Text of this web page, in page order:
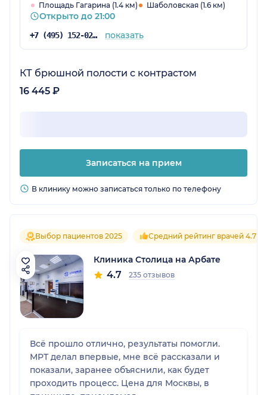
Площадь Гагарина (1.4 км)
Шаболовская (1.6 км)
Открыто до 21:00
+7 (495) 152-02-96 показать
КТ брюшной полости с контрастом
16 445 ₽
Записаться на прием
В клинику можно записаться только по телефону
Выбор пациентов 2025 Средний рейтинг врачей 4.7
Клиника Столица на Арбате
4.7 235 отзывов
Всё прошло отлично, результаты помогли.
МРТ делал впервые, мне всё рассказали и
показали, заранее объяснили, как будет
проходить процесс. Цена для Москвы, в